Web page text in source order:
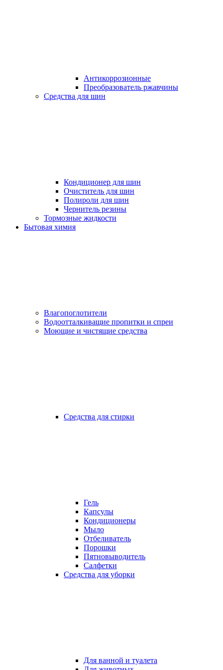
Антикоррозионные
Преобразователь ржавчины
Средства для шин
Кондиционер для шин
Очиститель для шин
Полироли для шин
Чернитель резины
Тормозные жидкости
Бытовая химия
Влагопоглотители
Водоотталкиващие пропитки и спреи
Моющие и чистящие средства
Средства для стирки
Гель
Капсулы
Кондиционеры
Мыло
Отбеливатель
Порошки
Пятновыводитель
Салфетки
Средства для уборки
Для ванной и туалета